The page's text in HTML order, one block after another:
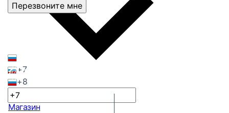
+7
+8
Перезвоните мне
Магазин